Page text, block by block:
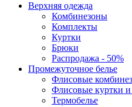
Верхняя одежда
Комбинезоны
Комплекты
Куртки
Брюки
Распродажа - 50%
Промежуточное белье
Флисовые
Флисовые куртки
Термобелье